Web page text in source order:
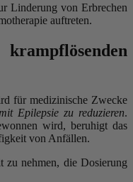
Linderung von Erbrechen
auftreten.
für medizinische Zwecke
Epilepsie zu reduzieren.
wird, beruhigt das
von Anfällen.
zu nehmen, die Dosierung